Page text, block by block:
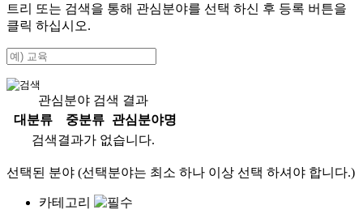
트리 또는 검색을 통해 관심분야를 선택 하신 후 등록 버튼을
클릭 하십시오.
관심분야 검색 결과
대분류
중분류
관심분야명
검색결과가 없습니다.
선택된 분야 (선택분야는 최소 하나 이상 선택 하셔야 합니다.)
카테고리